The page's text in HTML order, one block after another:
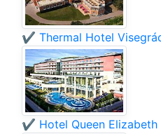
✔️ Thermal Hotel
✔️ Hotel Queen